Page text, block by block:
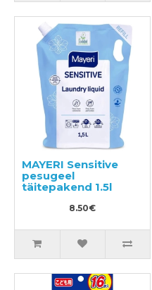
MAYERI Sensitive
pesugeel
täitepakend 1.5l
8.50€